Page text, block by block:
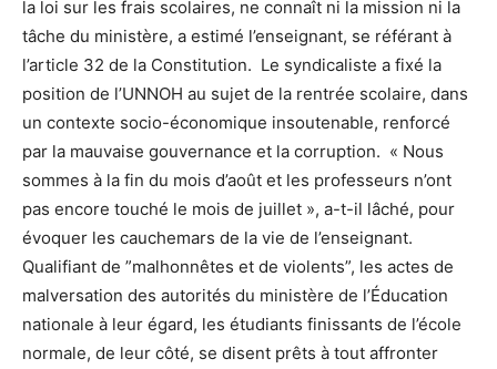
la loi sur les frais scolaires, ne connaît ni la mission ni la
tâche du ministère, a estimé l’enseignant, se référant à
l’article 32 de la Constitution. Le syndicaliste a fixé la
position de l’UNNOH au sujet de la rentrée scolaire, dans
un contexte socio-économique insoutenable, renforcé
par la mauvaise gouvernance et la corruption. « Nous
sommes à la fin du mois d’août et les professeurs n’ont
pas encore touché le mois de juillet », a-t-il lâché, pour
évoquer les cauchemars de la vie de l’enseignant.
Qualifiant de ”malhonnêtes et de violents”, les actes de
malversation des autorités du ministère de l’Éducation
nationale à leur égard, les étudiants finissants de l’école
normale, de leur côté, se disent prêts à tout affronter